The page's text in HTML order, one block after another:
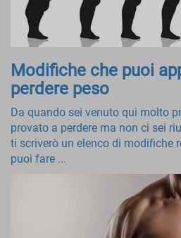
Modifiche che puoi
perdere peso
Da quando sei venuto qui molto
provato a perdere ma non ci sei
ti scriverò un elenco di modifiche
puoi fare ...